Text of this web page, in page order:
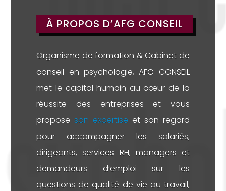
À PROPOS D’AFG CONSEIL
Organisme de formation & Cabinet de
conseil en psychologie, AFG CONSEIL
met le capital humain au cœur de la
réussite des entreprises et vous
proposeson expertise et son regard
pour accompagner les salariés,
dirigeants, services RH, managers et
demandeurs d’emploi sur les
questions de qualité de vie au travail,